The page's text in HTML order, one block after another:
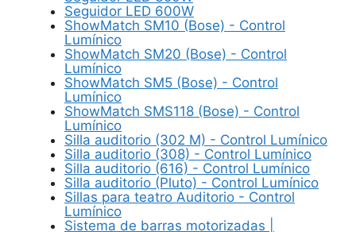
Seguidor LED 600W
ShowMatch SM10 (Bose) - Control
Lumínico
ShowMatch SM20 (Bose) - Control
Lumínico
ShowMatch SM5 (Bose) - Control
Lumínico
ShowMatch SMS118 (Bose) - Control
Lumínico
Silla auditorio (302 M) - Control Lumínico
Silla auditorio (308) - Control Lumínico
Silla auditorio (616) - Control Lumínico
Silla auditorio (Pluto) - Control Lumínico
Sillas para teatro Auditorio - Control
Lumínico
Sistema de barras motorizadas |